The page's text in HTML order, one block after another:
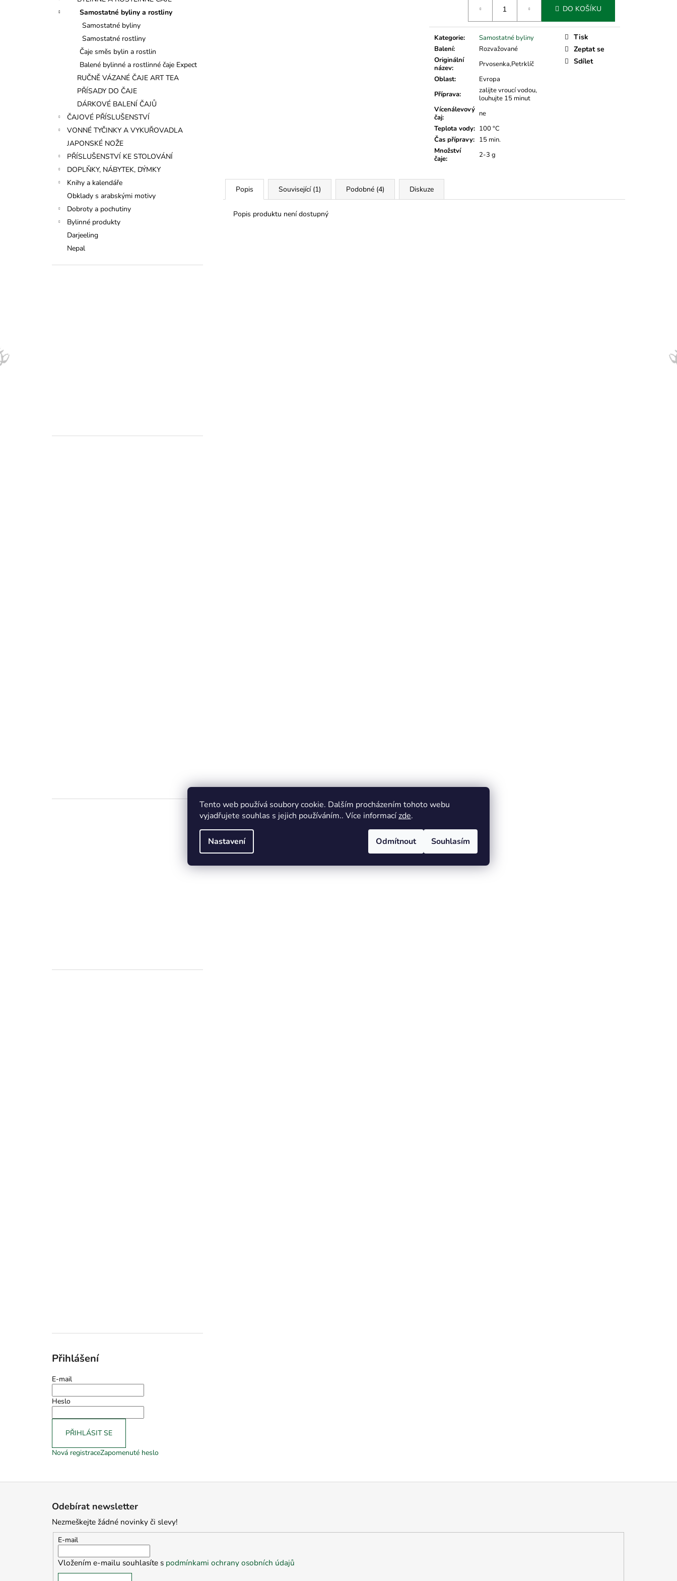
Tento web používá soubory cookie. Dalším procházením tohoto webu
vyjadřujete souhlas s jejich používáním.. Více informacízde.
Nastavení Odmítnout Souhlasím
Samostatné byliny a rostliny
Samostatné byliny
Samostatné rostliny
Čaje směs bylin a rostlin
Balené bylinné a rostlinné čaje Expect
RUČNĚ VÁZANÉ ČAJE ART TEA
PŘÍSADY DO ČAJE
DÁRKOVÉ BALENÍ ČAJŮ
ČAJOVÉ PŘÍSLUŠENSTVÍ
VONNÉ TYČINKY A VYKUŘOVADLA
JAPONSKÉ NOŽE
PŘÍSLUŠENSTVÍ KE STOLOVÁNÍ
DOPLŇKY, NÁBYTEK, DÝMKY
Knihy a kalendáře
Obklady s arabskými motivy
Dobroty a pochutiny
Bylinné produkty
Darjeeling
Nepal
Přihlášení
E-mail
Heslo
PŘIHLÁSIT SE
Nová registraceZapomenuté heslo
DO KOŠÍKU
Kategorie:
Samostatné byliny
Balení:
Rozvažované
Originální
název:
Prvosenka,Petrklíč
Oblast:
Evropa
Příprava:
zalijte vroucí vodou,
louhujte 15 minut
Vícenálevový
čaj:
ne
Teplota vody: 100 °C
Čas přípravy: 15 min.
Množství
čaje: 2-3 g
Tisk
Zeptat se
Sdílet
Popis Související (1) Podobné (4) Diskuze
Popis produktu není dostupný
Odebírat newsletter
Nezmeškejte žádné novinky či slevy!
E-mail
Vložením e-mailu souhlasíte s podmínkami ochrany osobních údajů